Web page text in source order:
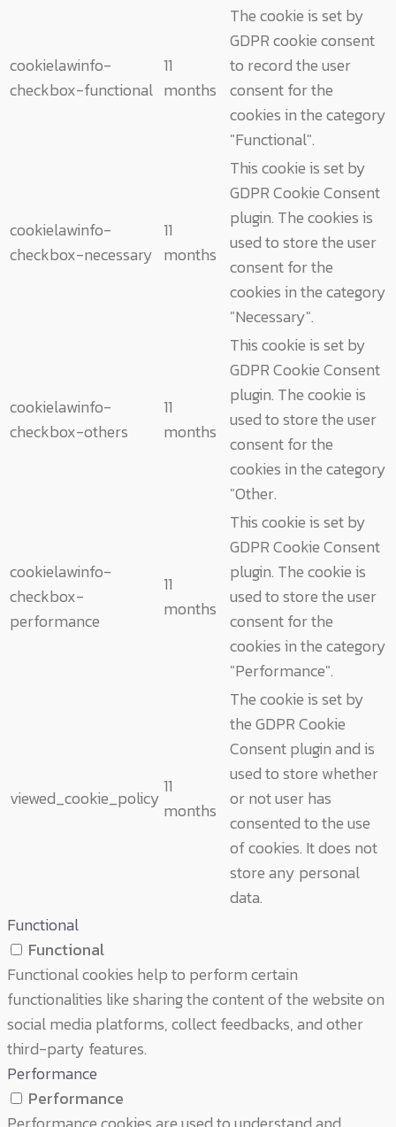
cookielawinfo-
checkbox-functional
11
months
The cookie is set by
GDPR cookie consent
to record the user
consent for the
cookies in the category
"Functional".
cookielawinfo-
checkbox-necessary
11
months
This cookie is set by
GDPR Cookie Consent
plugin. The cookies is
used to store the user
consent for the
cookies in the category
"Necessary".
cookielawinfo-
checkbox-others
11
months
This cookie is set by
GDPR Cookie Consent
plugin. The cookie is
used to store the user
consent for the
cookies in the category
"Other.
cookielawinfo-
checkbox-
performance
11
months
This cookie is set by
GDPR Cookie Consent
plugin. The cookie is
used to store the user
consent for the
cookies in the category
"Performance".
viewed_cookie_policy
11
months
The cookie is set by
the GDPR Cookie
Consent plugin and is
used to store whether
or not user has
consented to the use
of cookies. It does not
store any personal
data.
Functional
Functional
Functional cookies help to perform certain
functionalities like sharing the content of the website on
social media platforms, collect feedbacks, and other
third-party features.
Performance
Performance